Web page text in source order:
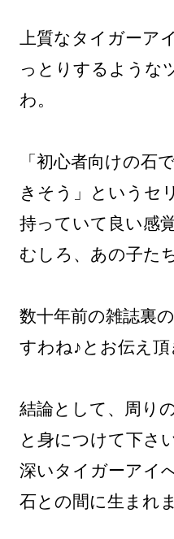
上質なタイガーア
っとりするような
わ。
「初心者向けの石
きそう」というセ
持っていて良い感
むしろ、あの子た
数十年前の雑誌裏
すわね♪とお伝え
結論として、周り
と身につけて下さ
深いタイガーアイ
石との間に生まれま